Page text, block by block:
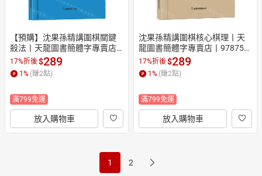
【預購】沈果孫精講圍棋關鍵
殺法丨天龍圖書簡體字專賣店
丨9787546436951 (tl2602)
17%折後$289
1 % (賺2點)
滿799免運
放入購物車
沈果孫精講圍棋核心棋理丨天
龍圖書簡體字專賣店丨978754
6436944 (tl2602)
17%折後$289
1 % (賺2點)
滿799免運
放入購物車
1 2